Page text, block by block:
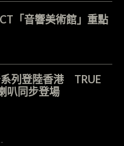
「音響美術館」重點
列登陸香港 TRUE
叭同步登場